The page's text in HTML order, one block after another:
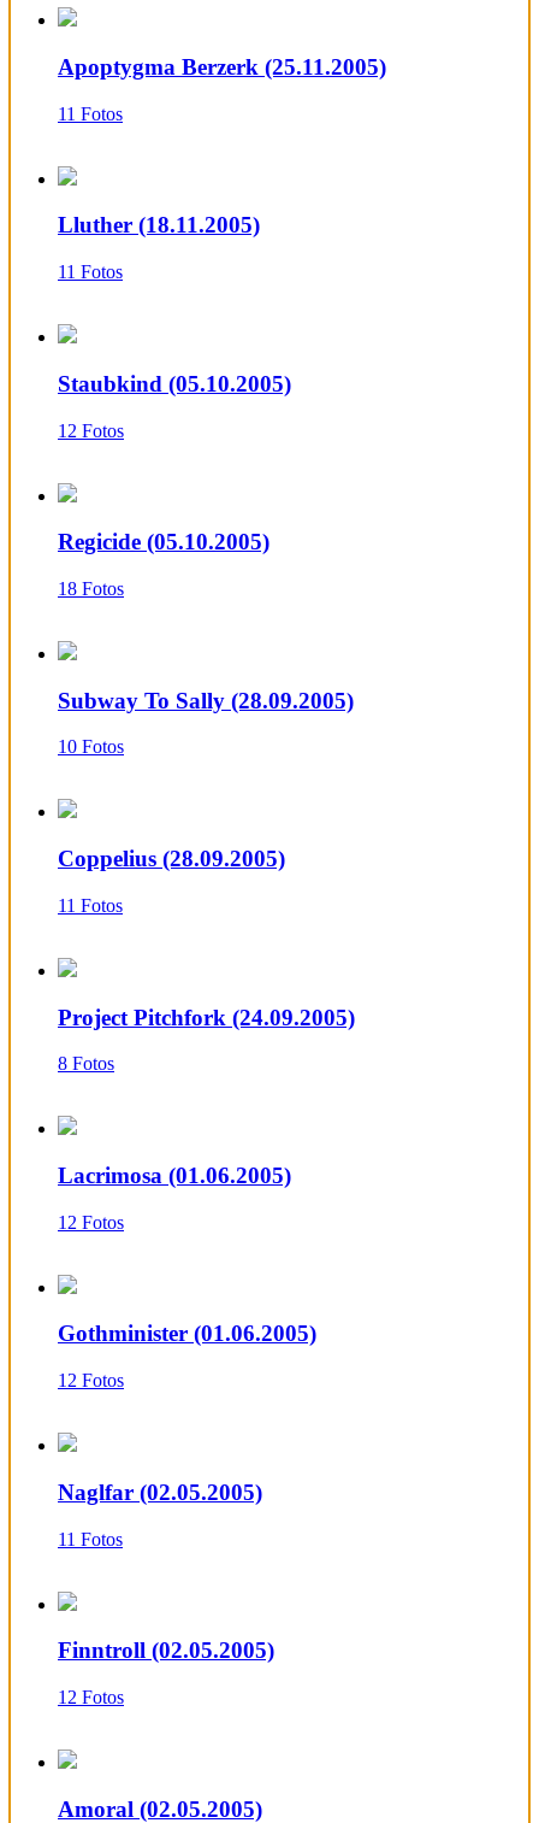
Apoptygma Berzerk (25.11.2005)
11 Fotos
Lluther (18.11.2005)
11 Fotos
Staubkind (05.10.2005)
12 Fotos
Regicide (05.10.2005)
18 Fotos
Subway To Sally (28.09.2005)
10 Fotos
Coppelius (28.09.2005)
11 Fotos
Project Pitchfork (24.09.2005)
8 Fotos
Lacrimosa (01.06.2005)
12 Fotos
Gothminister (01.06.2005)
12 Fotos
Naglfar (02.05.2005)
11 Fotos
Finntroll (02.05.2005)
12 Fotos
Amoral (02.05.2005)